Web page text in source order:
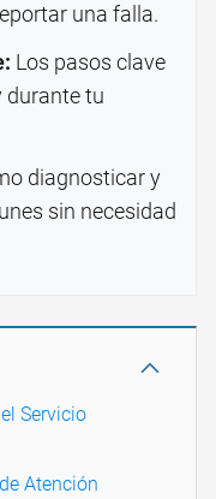
una falla.
Los pasos clave
durante tu
diagnosticar y
sin necesidad
Servicio
Atención